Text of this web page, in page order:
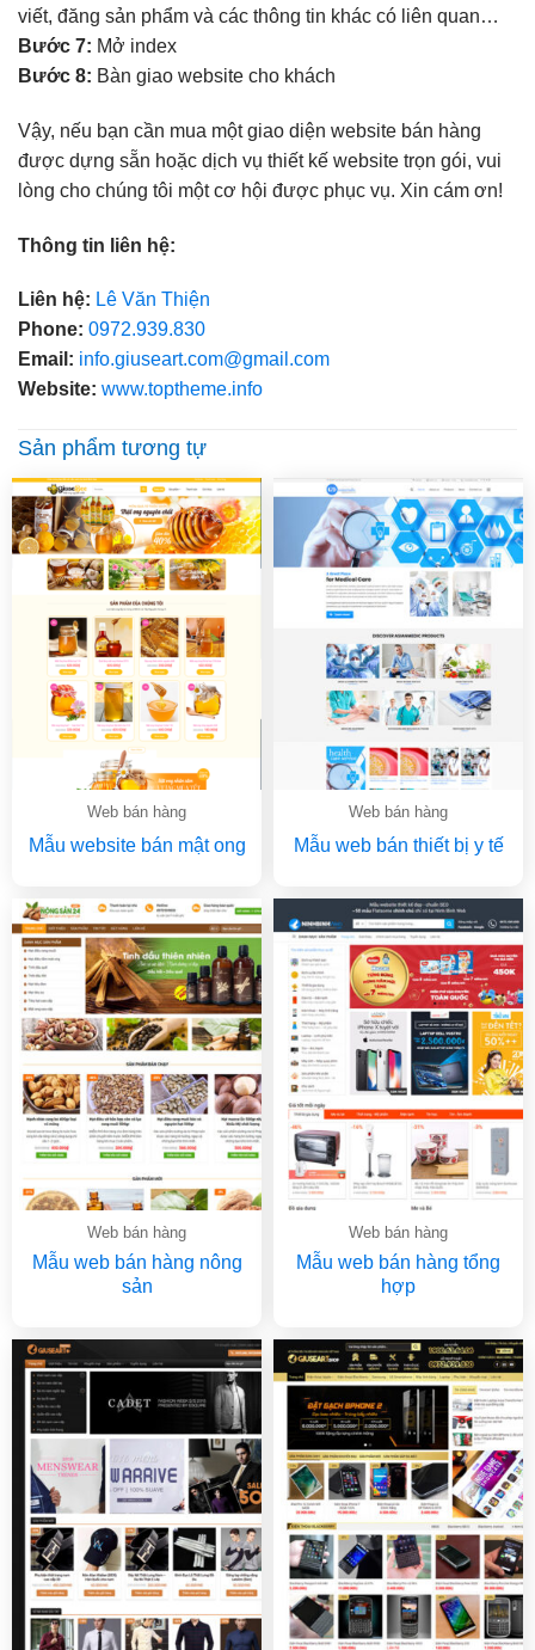
viết, đăng sản phẩm và các thông tin khác có liên quan…
Bước 7: Mở index
Bước 8: Bàn giao website cho khách
Vậy, nếu bạn cần mua một giao diện website bán hàng
được dựng sẵn hoặc dịch vụ thiết kế website trọn gói, vui
lòng cho chúng tôi một cơ hội được phục vụ. Xin cám ơn!
Thông tin liên hệ:
Liên hệ: Lê Văn Thiện
Phone: 0972.939.830
Email: info.giuseart.com@gmail.com
Website: www.toptheme.info
Sản phẩm tương tự
Web bán hàng
Mẫu website bán mật ong
Web bán hàng
Mẫu web bán thiết bị y tế
Web bán hàng
Mẫu web bán hàng nông
sản
Web bán hàng
Mẫu web bán hàng tổng
hợp